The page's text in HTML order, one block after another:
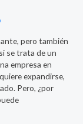
pero también
se trata de un
empresa en
expandirse,
Pero, ¿por